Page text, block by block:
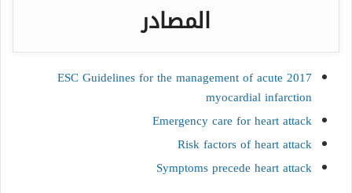
المصادر
2017 ESC Guidelines for the management of acute
myocardial infarction
Emergency care for heart attack
Risk factors of heart attack
Symptoms precede heart attack